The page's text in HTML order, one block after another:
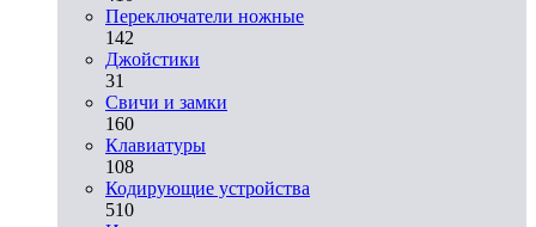
Переключатели ножные
142
Джойстики
31
Свичи и замки
160
Клавиатуры
108
Кодирующие устройства
510